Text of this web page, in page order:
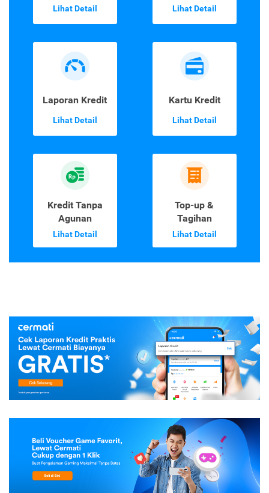
Lihat Detail Lihat Detail
Laporan Kredit
Lihat Detail
Kartu Kredit
Lihat Detail
Kredit Tanpa
Agunan
Lihat Detail
Top-up &
Tagihan
Lihat Detail